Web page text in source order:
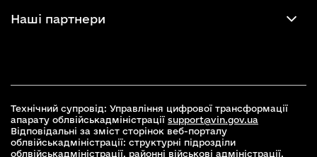
Наші партнери
Технічний супровід: Управління цифрової трансформації
апарату облвійськадміністрації support@vin.gov.ua
Відповідальні за зміст сторінок веб-порталу
облвійськадміністрації: структурні підрозділи
облвійськадміністрації, районні військові адміністрації,